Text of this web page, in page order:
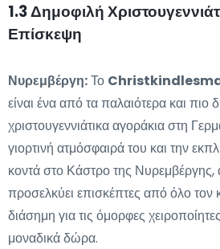
1.3 Δημοφιλή
Επίσκεψη
Νυρεμβέργη:Το
είναι ένα από τα παλαιότερα και πιο
χριστουγεννιάτικα αγοράκια στη
γιορτινή ατμόσφαιρά του και την
κοντά στο Κάστρο της
προσελκύει επισκέπτες από όλο τον
διάσημη για τις όμορφες
μοναδικά δώρα.